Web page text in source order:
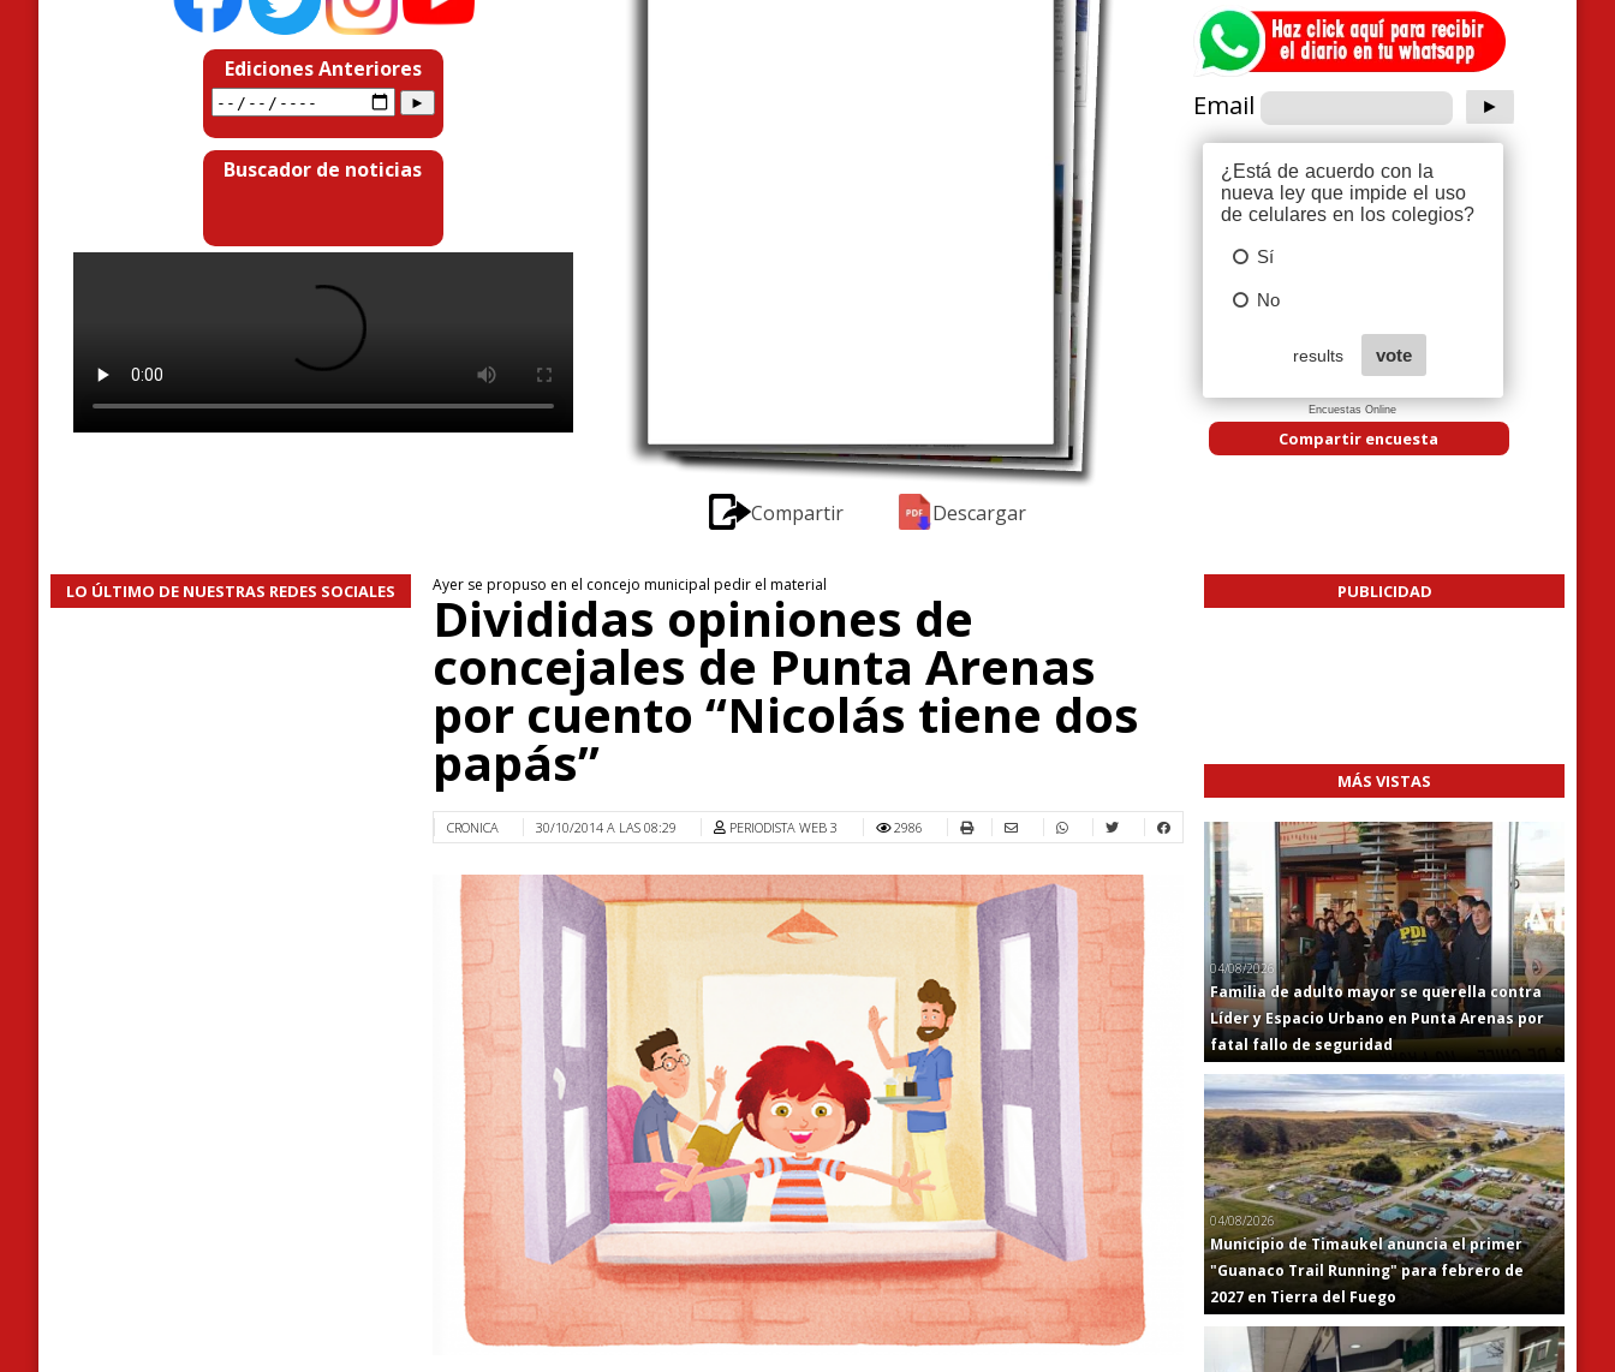
Ediciones Anteriores
Buscador de noticias
Compartir Descargar
Email
Encuestas Online
Compartir encuesta
LO ÚLTIMO DE NUESTRAS REDES SOCIALES Ayer se propuso en el concejo municipal pedir el material
Divididas opiniones de
concejales de Punta Arenas
por cuento “Nicolás tiene dos
papás”
CRONICA 30/10/2014 A LAS 08:29 PERIODISTA WEB 3 2986
PUBLICIDAD
MÁS VISTAS
04/08/2026
Familia de adulto mayor se querella contra
Líder y Espacio Urbano en Punta Arenas por
fatal fallo de seguridad
04/08/2026
Municipio de Timaukel anuncia el primer
"Guanaco Trail Running" para febrero de
2027 en Tierra del Fuego